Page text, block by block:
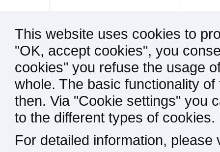
This website uses cookies to
"OK, accept cookies", you
cookies" you refuse the usage
whole. The basic functionality
then. Via "Cookie settings" you
to the different types of cookies.
For detailed information,